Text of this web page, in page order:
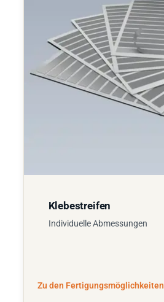
Klebestreifen
Individuelle Abmessungen
Zu den Fertigungsmöglichkeiten